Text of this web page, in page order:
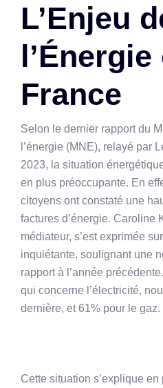
L’Enjeu
l’Énergie
France
Selon le dernier rapport du
l’énergie (MNE), relayé par
2023, la situation
en plus préoccupante. En
citoyens ont constaté une
factures d’énergie. Caroline
médiateur, s’est exprimée
inquiétante, soulignant une
rapport à l’année
qui concerne l’électricité,
dernière, et 61% pour le gaz.
Cette situation s’explique